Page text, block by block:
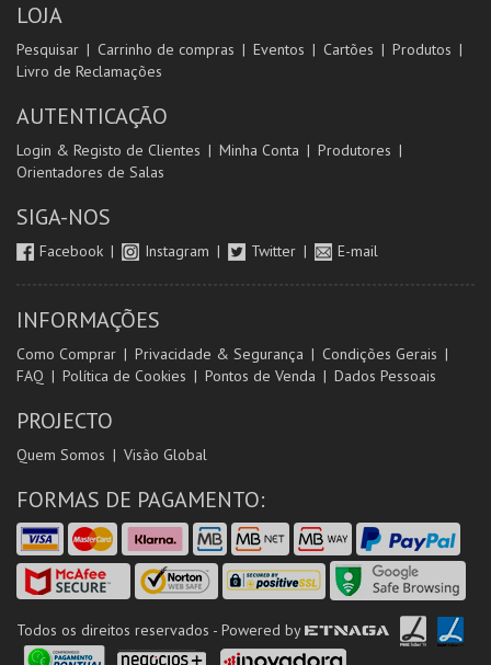
LOJA
Pesquisar Carrinho de compras Eventos Cartões
Produtos
Livro de Reclamações
AUTENTICAÇÃO
Login & Registo de Clientes Minha Conta
Produtores
Orientadores de Salas
SIGA-NOS
Facebook Instagram Twitter E-mail
INFORMAÇÕES
Como Comprar Privacidade & Segurança
Condições Gerais
FAQ
Política de Cookies Pontos de Venda Dados Pessoais
PROJECTO
Quem Somos Visão Global
FORMAS DE PAGAMENTO:
Todos os direitos reservados - Powered by ETNAGA